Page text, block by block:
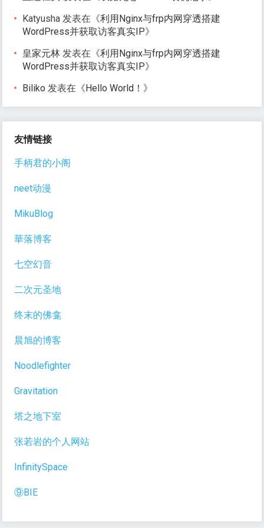
Katyusha 发表在《利用Nginx与frp内网穿透搭建
WordPress并获取访客真实IP》
皇家元林 发表在《利用Nginx与frp内网穿透搭建
WordPress并获取访客真实IP》
Biliko 发表在《 Hello World！ 》
友情链接
手柄君的小阁
neet动漫
MikuBlog
華落博客
七空幻音
二次元圣地
终末的佛龛
晨旭的博客
Noodlefighter
Gravitation
塔之地下室
张若岩的个人网站
InfinitySpace
⑨BIE